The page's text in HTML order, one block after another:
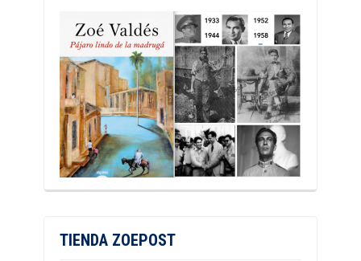
TIENDA ZOEPOST